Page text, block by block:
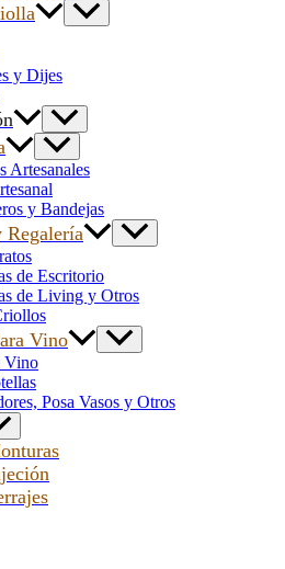
y Dijes
Artesanales
y Bandejas
Regalería
de Escritorio
de Living y Otros
Vino
Vino
Posa Vasos y Otros